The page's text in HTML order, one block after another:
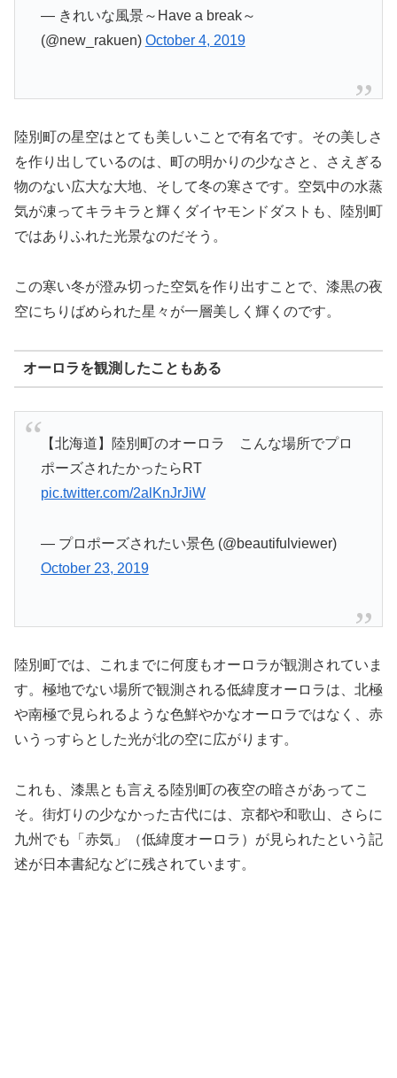
— きれいな風景～Have a break～
(@new_rakuen) October 4, 2019
陸別町の星空はとても美しいことで有名です。その美しさ
を作り出しているのは、町の明かりの少なさと、さえぎる
物のない広大な大地、そして冬の寒さです。空気中の水蒸
気が凍ってキラキラと輝くダイヤモンドダストも、陸別町
ではありふれた光景なのだそう。
この寒い冬が澄み切った空気を作り出すことで、漆黒の夜
空にちりばめられた星々が一層美しく輝くのです。
オーロラを観測したこともある
【北海道】陸別町のオーロラ こんな場所でプロ
ポーズされたかったらRT
pic.twitter.com/2alKnJrJiW
— プロポーズされたい景色 (@beautifulviewer)
October 23, 2019
陸別町では、これまでに何度もオーロラが観測されていま
す。極地でない場所で観測される低緯度オーロラは、北極
や南極で見られるような色鮮やかなオーロラではなく、赤
いうっすらとした光が北の空に広がります。
これも、漆黒とも言える陸別町の夜空の暗さがあってこ
そ。街灯りの少なかった古代には、京都や和歌山、さらに
九州でも「赤気」（低緯度オーロラ）が見られたという記
述が日本書紀などに残されています。